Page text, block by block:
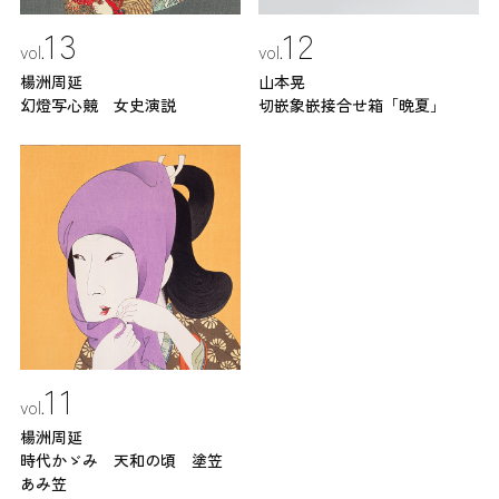
13
楊洲周延
幻燈写心競 女史演説
12
山本晃
切嵌象嵌接合せ箱「晩夏」
11
楊洲周延
時代かゞみ 天和の頃 塗笠
あみ笠